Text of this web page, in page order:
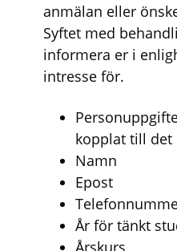
anmälan eller
Syftet med
informera er i
intresse för.
kopplat till det
Namn
Epost
År för tänkt
Årskurs